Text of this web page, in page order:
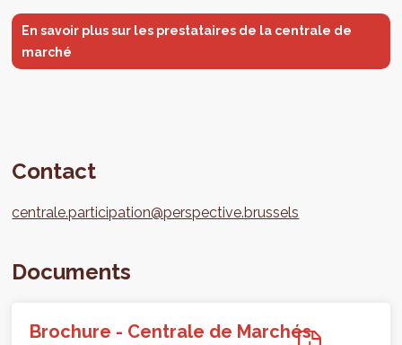
En savoir plus sur les prestataires de la centrale de
marché
Contact
centrale.participation@perspective.brussels
Documents
Brochure - Centrale de Marchés